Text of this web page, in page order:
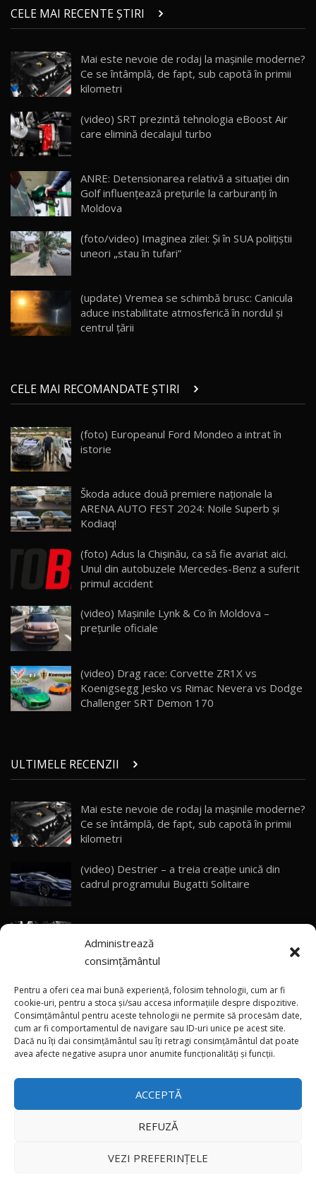
Administrează
consimțământul
Pentru a oferi cea mai bună experiență, folosim tehnologii, cum ar fi
cookie-uri, pentru a stoca și/sau accesa informațiile despre dispozitive.
Consimțământul pentru aceste tehnologii ne permite să procesăm date,
cum ar fi comportamentul de navigare sau ID-uri unice pe acest site.
Dacă nu îți dai consimțământul sau îți retragi consimțământul dat poate
avea afecte negative asupra unor anumite funcționalități și funcții.
ACCEPTĂ
REFUZĂ
VEZI PREFERINȚELE
chinez care face lumea să se întoarcă după el
/ AutoBlog.MD
17:27
15 14:37
16
AutoBlogMD
13:10
17 20:06
Va fi modelul nr.1 BYD în Moldova? BYD Seal U
30:08
AutoBlog.MD
23:36
20
Noul ZEEKR 7X / Test Drive AutoBlog.MD
21
AutoBlog.MD
16:59
22
Noua Mazda 6e / Test Drive AutoBlog.MD
26:59
23
Lynk & Co 01 / Test Drive AutoBlog.MD
25:19
ZEEKR 009: Cel mai Performant și Confortabil
Van Electric Testat în Moldova / AutoBlog.MD
26:38
25
mai Exclusiv și Puternic Defender Testat în
Moldova
32:21
26
AutoBlog.MD
10:57
Test Drive: Noile modele FENDT! Cum e să
28
Noul Geely Monjaro 2025! Mai ieftin și mai
dotat / Test Drive AutoBlog.MD
29
ZEEKR 9X - PRIMUL TEST DRIVE ÎN ROMÂNĂ!
CUM SE CONDUCE?
33:40
30
Primele impresii despre BYD Seal U DM-i,
Sealion 7 și Seal 5 DM-i / Test Drive
AutoBlog.MD
13:56
Noul Volvo EX90 / Test Drive AutoBlog.MD
32:06
33
MG RX5 - își merită banii? / Test Drive
AutoBlog.MD
34
Noul DACIA DUSTER DIESEL! Primul test drive în
română
Noul Mercedes-Benz E 350 e - cât consumă?! /
Test Drive AutoBlog.MD
CELE MAI RECENTE ȘTIRI
Mai este nevoie de rodaj la mașinile moderne?
Ce se întâmplă, de fapt, sub capotă în primii
kilometri
(video) SRT prezintă tehnologia eBoost Air
care elimină decalajul turbo
ANRE: Detensionarea relativă a situației din
Golf influențează prețurile la carburanți în
Moldova
(foto/video) Imaginea zilei: Și în SUA polițiștii
uneori „stau în tufari”
(update) Vremea se schimbă brusc: Canicula
aduce instabilitate atmosferică în nordul și
centrul țării
CELE MAI RECOMANDATE ȘTIRI
(foto) Europeanul Ford Mondeo a intrat în
istorie
Škoda aduce două premiere naționale la
ARENA AUTO FEST 2024: Noile Superb și
Kodiaq!
(foto) Adus la Chişinău, ca să fie avariat aici.
Unul din autobuzele Mercedes-Benz a suferit
primul accident
(video) Mașinile Lynk & Co în Moldova –
prețurile oficiale
(video) Drag race: Corvette ZR1X vs
Koenigsegg Jesko vs Rimac Nevera vs Dodge
Challenger SRT Demon 170
ULTIMELE RECENZII
Mai este nevoie de rodaj la mașinile moderne?
Ce se întâmplă, de fapt, sub capotă în primii
kilometri
(video) Destrier – a treia creație unică din
cadrul programului Bugatti Solitaire
(video) SRT prezintă tehnologia eBoost Air
care elimină decalajul turbo
ANRE: Detensionarea relativă a situației din
Golf influențează prețurile la carburanți în
Moldova
(foto/video) Imaginea zilei: Și în SUA polițiștii
uneori „stau în tufari”
×